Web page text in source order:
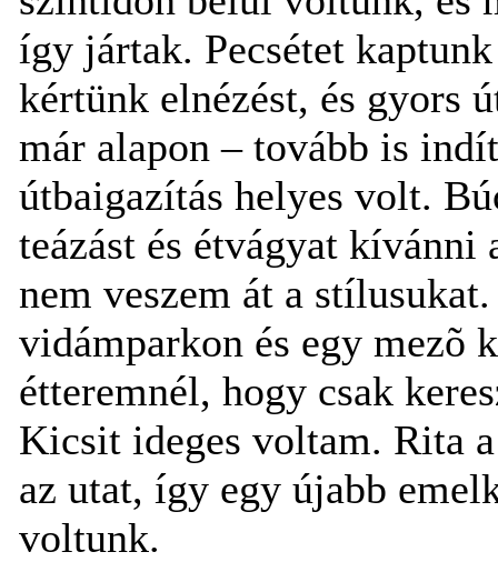
így jártak. Pecsétet
kértünk elnézést, és gyors
már alapon – tovább is
útbaigazítás helyes volt.
teázást és étvágyat
nem veszem át a
vidámparkon és egy mezõ
étteremnél, hogy csak
Kicsit ideges voltam. Rita
az utat, így egy újabb
voltunk.